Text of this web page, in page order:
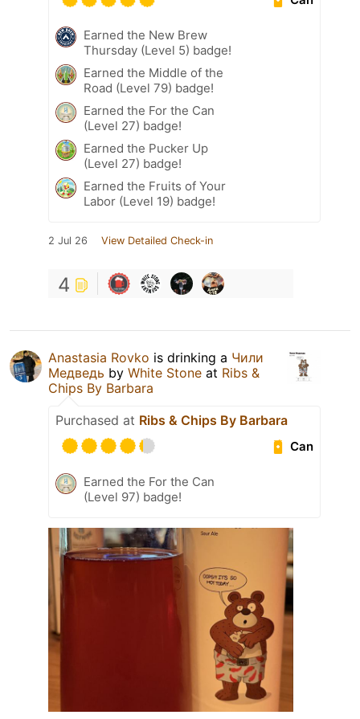
Earned the New Brew
Thursday (Level 5) badge!
Earned the Middle of the
Road (Level 79) badge!
Earned the For the Can
(Level 27) badge!
Earned the Pucker Up
(Level 27) badge!
Earned the Fruits of Your
Labor (Level 19) badge!
2 Jul 26 View Detailed Check-in
4
Anastasia Rovko is drinking a Чили
Медведь by White Stone at Ribs &
Chips By Barbara
Purchased at Ribs & Chips By Barbara
Can
Earned the For the Can
(Level 97) badge!